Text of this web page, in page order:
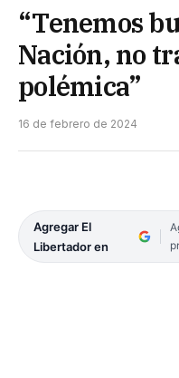
“Tenemos
Nación, no
polémica”
16 de febrero de 2024
Agregar El
Libertador en